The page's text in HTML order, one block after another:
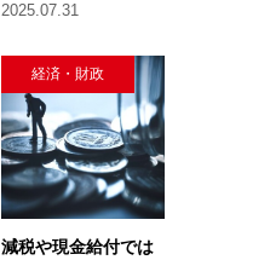
2025.07.31
経済・財政
減税や現金給付では